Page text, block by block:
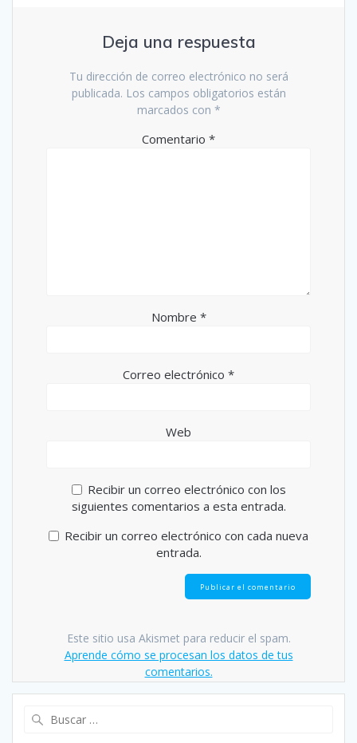
Deja una respuesta
Tu dirección de correo electrónico no será
publicada. Los campos obligatorios están
marcados con *
Comentario *
Nombre *
Correo electrónico *
Web
Recibir un correo electrónico con los
siguientes comentarios a esta entrada.
Recibir un correo electrónico con cada nueva
entrada.
Este sitio usa Akismet para reducir el spam.
Aprende cómo se procesan los datos de tus
comentarios.